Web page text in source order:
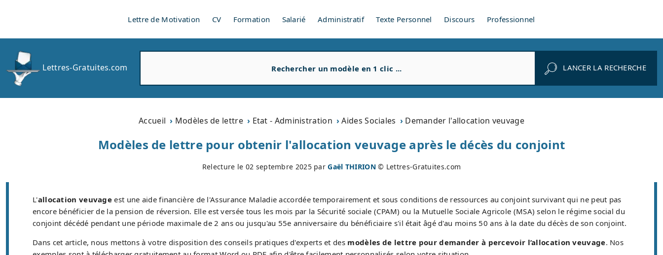
Lettre de Motivation CV Formation Salarié Administratif Texte Personnel Discours Professionnel
Lettres-Gratuites.com
r
h
e
LANCER LA RECHERCHE
Accueil Modèles de lettre Etat - Administration Aides Sociales Demander l'allocation veuvage
Modèles de lettre pour obtenir l'allocation veuvage après le décès du conjoint
Relecture le 02 septembre 2025parGaël THIRION© Lettres-Gratuites.com
L'allocation veuvage est une aide financière de l'Assurance Maladie accordée temporairement et sous conditions de ressources au conjoint survivant qui ne peut pas
encore bénéficier de la pension de réversion. Elle est versée tous les mois par la Sécurité sociale (CPAM) ou la Mutuelle Sociale Agricole (MSA) selon le régime social du
conjoint décédé pendant une période maximale de 2 ans ou jusqu'au 55e anniversaire du bénéficiaire s'il était âgé d'au moins 50 ans à la date du décès de son conjoint.
Dans cet article, nous mettons à votre disposition des conseils pratiques d'experts et des modèles de lettre pour demander à percevoir l’allocation veuvage. Nos